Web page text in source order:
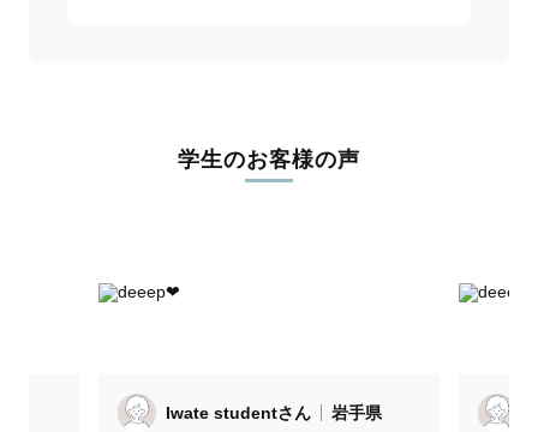
学生のお客様の声
Iwate studentさん 岩手県